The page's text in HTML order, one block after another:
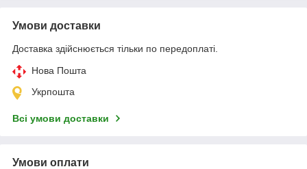
Умови доставки
Доставка здійснюється тільки по передоплаті.
Нова Пошта
Укрпошта
Всі умови доставки
Умови оплати